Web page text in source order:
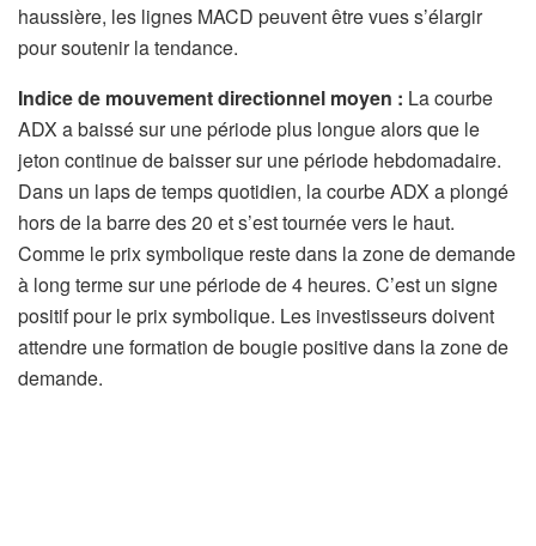
haussière, les lignes MACD peuvent être vues s’élargir
pour soutenir la tendance.
Indice de mouvement directionnel moyen : La courbe
ADX a baissé sur une période plus longue alors que le
jeton continue de baisser sur une période hebdomadaire.
Dans un laps de temps quotidien, la courbe ADX a plongé
hors de la barre des 20 et s’est tournée vers le haut.
Comme le prix symbolique reste dans la zone de demande
à long terme sur une période de 4 heures. C’est un signe
positif pour le prix symbolique. Les investisseurs doivent
attendre une formation de bougie positive dans la zone de
demande.